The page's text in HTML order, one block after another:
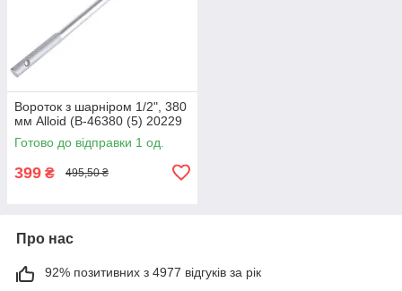
Вороток з шарніром 1/2", 380
мм Alloid (В-46380 (5) 20229
Готово до відправки 1 од.
399 ₴ 495,50 ₴
Про нас
92% позитивних з 4977 відгуків за рік